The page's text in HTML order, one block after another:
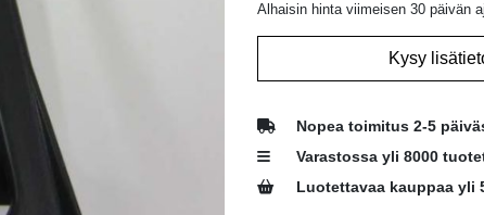
Alhaisin hinta viimeisen 30 päivän
Kysy
Nopea toimitus 2-5
Varastossa yli 8000
Luotettavaa kauppaa yli